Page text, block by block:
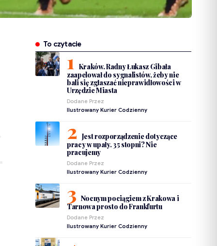
To czytacie
Kraków. Radny Łukasz Gibała
zaapelował do sygnalistów, żeby nie
bali się zgłaszać nieprawidłowości w
Urzędzie Miasta
Dodane Przez
Ilustrowany Kurier Codzienny
Jest rozporządzenie dotyczące
pracy w upały. 35 stopni? Nie
pracujemy
Dodane Przez
Ilustrowany Kurier Codzienny
Nocnym pociągiem z Krakowa i
Tarnowa prosto do Frankfurtu
Dodane Przez
Ilustrowany Kurier Codzienny